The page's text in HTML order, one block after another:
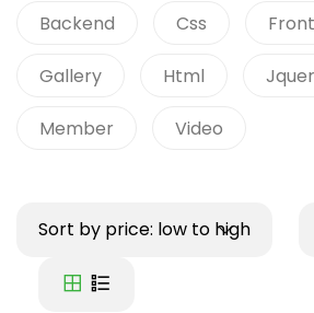
Backend Css
Gallery Html
Member Video
Sort by price: low to high